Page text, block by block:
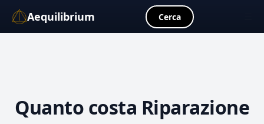
Aequilibrium Cerca
Quanto costa Riparazione